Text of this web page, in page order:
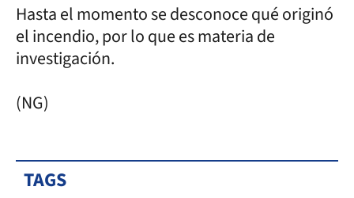
Hasta el momento se desconoce qué originó
el incendio, por lo que es materia de
investigación.
(NG)
TAGS